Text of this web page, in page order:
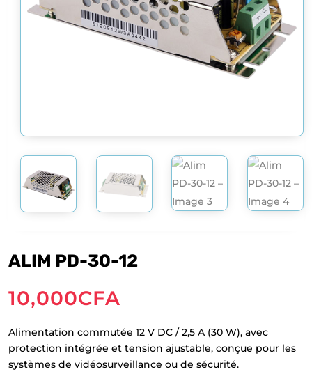
ALIM PD-30-12
10,000CFA
Alimentation commutée 12 V DC / 2,5 A (30 W), avec
protection intégrée et tension ajustable, conçue pour les
systèmes de vidéosurveillance ou de sécurité.